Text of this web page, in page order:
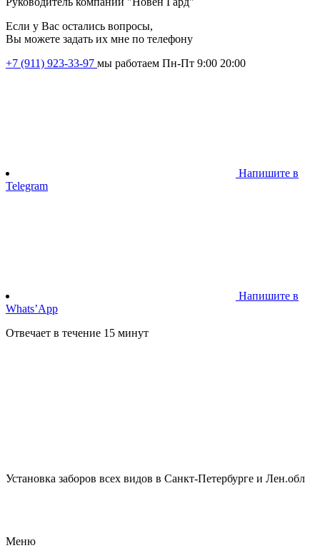
Если у Вас остались вопросы,
Вы можете задать их мне по телефону
+7 (911) 923-33-97 мы работаем Пн-Пт 9:00 20:00
Напишите в
Telegram
Напишите в
Whats’App
Отвечает в течение 15 минут
Установка заборов всех видов в Санкт-Петербурге и Лен.обл
Меню